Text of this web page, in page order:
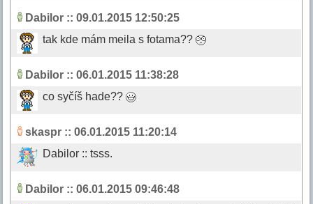
Dabilor :: 09.01.2015 12:50:25
tak kde mám meila s fotama??
Dabilor :: 06.01.2015 11:38:28
co syčíš hade??
skaspr :: 06.01.2015 11:20:14
Dabilor :: tsss.
Dabilor :: 06.01.2015 09:46:48